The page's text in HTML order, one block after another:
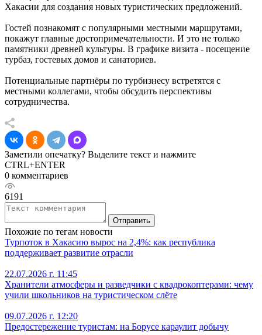
Хакасии для создания новых туристических предложений.
Гостей познакомят с популярными местными маршрутами,
покажут главные достопримечательности. И это не только
памятники древней культуры. В графике визита - посещение
турбаз, гостевых домов и санаториев.
Потенциальные партнёры по турбизнесу встретятся с
местными коллегами, чтобы обсудить перспективы
сотрудничества.
Заметили опечатку? Выделите текст и нажмите
CTRL+ENTER
0 комментариев
6191
Отправить
Похожие по тегам новости
Турпоток в Хакасию вырос на 2,4%: как республика
поддерживает развитие отрасли
22.07.2026 г. 11:45
Хранители атмосферы и разведчики с квадрокоптерами: чему
учили школьников на туристическом слёте
09.07.2026 г. 12:20
Предостережение туристам: на Борусе караулит добычу